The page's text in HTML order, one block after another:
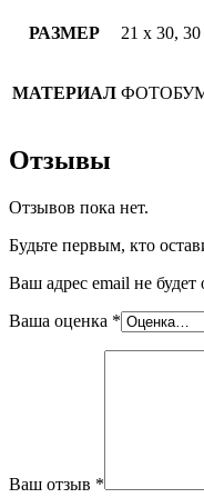
РАЗМЕР 21 х 30,
МАТЕРИАЛ
Отзывы
Отзывов пока нет.
Будьте первым, кто
Ваш адрес email не будет
Ваша оценка *
Ваш отзыв *